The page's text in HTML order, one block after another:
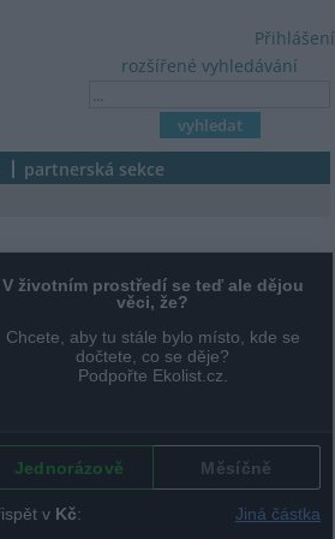
rozšířené vyhledávání
Přihlášení
partnerská sekce